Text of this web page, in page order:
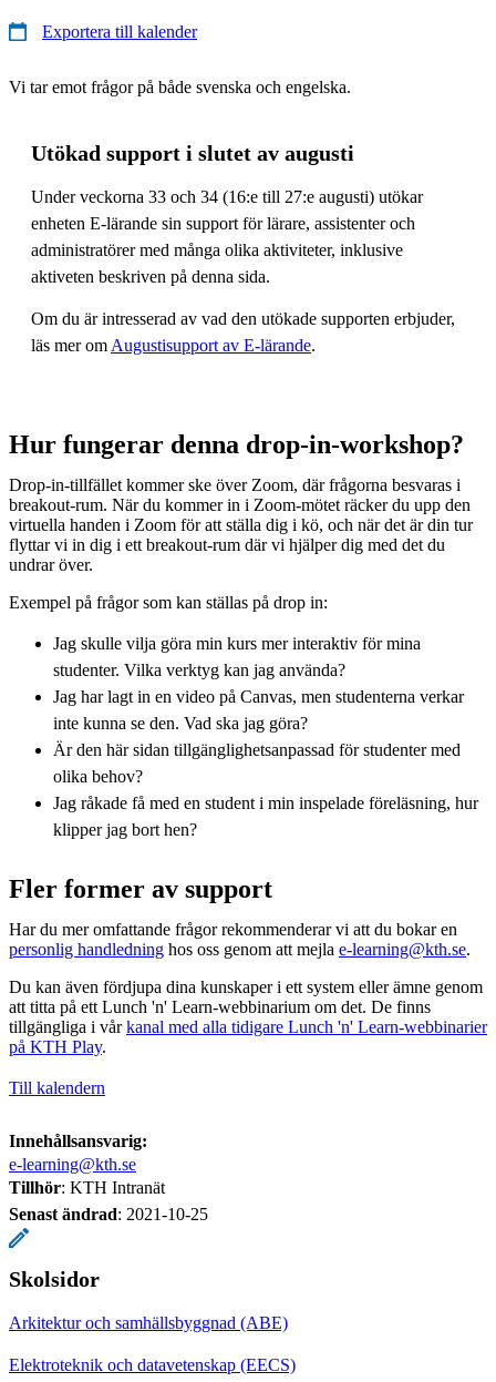
Exportera till kalender
Vi tar emot frågor på både svenska och engelska.
Utökad support i slutet av augusti
Under veckorna 33 och 34 (16:e till 27:e augusti) utökar
enheten E-lärande sin support för lärare, assistenter och
administratörer med många olika aktiviteter, inklusive
aktiveten beskriven på denna sida.
Om du är intresserad av vad den utökade supporten erbjuder,
läs mer om Augustisupport av E-lärande.
Hur fungerar denna drop-in-workshop?
Drop-in-tillfället kommer ske över Zoom, där frågorna besvaras i
breakout-rum. När du kommer in i Zoom-mötet räcker du upp den
virtuella handen i Zoom för att ställa dig i kö, och när det är din tur
flyttar vi in dig i ett breakout-rum där vi hjälper dig med det du
undrar över.
Exempel på frågor som kan ställas på drop in:
Jag skulle vilja göra min kurs mer interaktiv för mina
studenter. Vilka verktyg kan jag använda?
Jag har lagt in en video på Canvas, men studenterna verkar
inte kunna se den. Vad ska jag göra?
Är den här sidan tillgänglighetsanpassad för studenter med
olika behov?
Jag råkade få med en student i min inspelade föreläsning, hur
klipper jag bort hen?
Fler former av support
Har du mer omfattande frågor rekommenderar vi att du bokar en
personlig handledning hos oss genom att mejla e-learning@kth.se.
Du kan även fördjupa dina kunskaper i ett system eller ämne genom
att titta på ett Lunch 'n' Learn-webbinarium om det. De finns
tillgängliga i vårkanal med alla tidigare Lunch 'n' Learn-webbinarier
på KTH Play.
Till kalendern
Innehållsansvarig:
e-learning@kth.se
Tillhör: KTH Intranät
Senast ändrad: 2021-10-25
Skolsidor
Arkitektur och samhällsbyggnad (ABE)
Elektroteknik och datavetenskap (EECS)